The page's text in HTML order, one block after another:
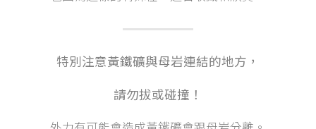
特別注意黃鐵礦與母岩連結的地方，
請勿拔或碰撞！